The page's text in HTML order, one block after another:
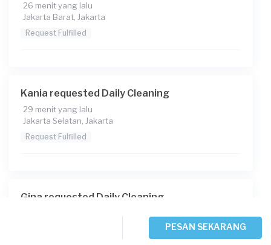
26 menit yang lalu
Jakarta Barat, Jakarta
Request Fulfilled
Kania requested Daily Cleaning
29 menit yang lalu
Jakarta Selatan, Jakarta
Request Fulfilled
Gina requested Daily Cleaning
PESAN SEKARANG